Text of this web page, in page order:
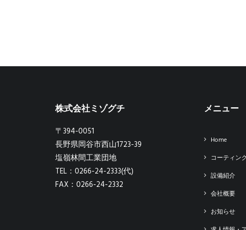
株式会社ミゾグチ
〒394-0051
長野県岡谷市西山1723-39
塩嶺林間工業団地
TEL：0266-24-2333(代)
FAX：0266-24-2332
メニュー
Home
コーティン
設備紹介
会社概要
お知らせ